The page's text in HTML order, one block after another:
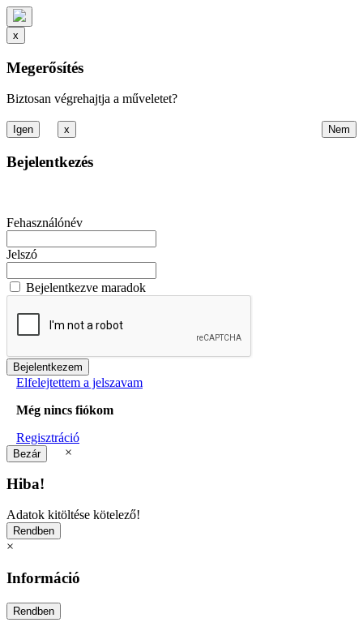
x
Megerősítés
Biztosan végrehajtja a műveletet?
x
Bejelentkezés
Fehasználónév
Jelszó
Bejelentkezve maradok
Elfelejtettem a jelszavam
Még nincs fiókom
Regisztráció
×
Hiba!
Adatok kitöltése kötelező!
×
Információ